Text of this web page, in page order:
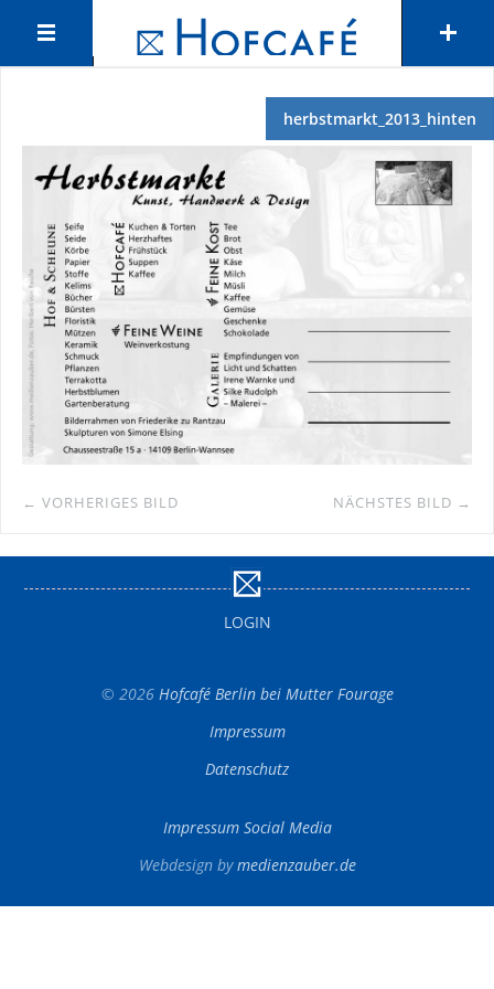
herbstmarkt_2013_hinten
← VORHERIGES BILD NÄCHSTES BILD →
LOGIN
© 2026 Hofcafé Berlin bei Mutter Fourage
Impressum
Datenschutz
Impressum Social Media
Webdesign bymedienzauber.de